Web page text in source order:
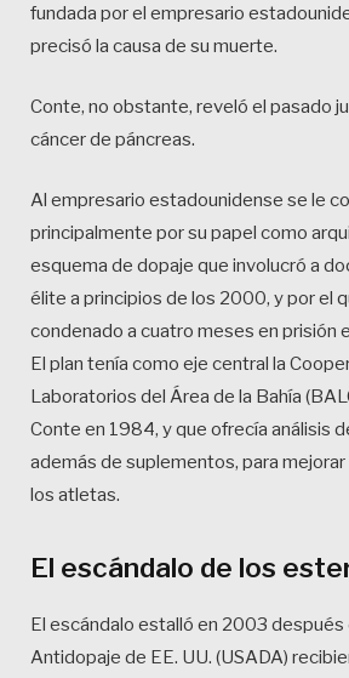
fundada por el empresario
precisó la causa de su muerte.
Conte, no obstante, reveló el pasado
cáncer de páncreas.
Al empresario estadounidense se le
principalmente por su papel como
esquema de dopaje que involucró a
élite a principios de los 2000, y por el
condenado a cuatro meses en prisión
El plan tenía como eje central la
Laboratorios del Área de la Bahía
Conte en 1984, y que ofrecía análisis
además de suplementos, para
los atletas.
El escándalo de los
El escándalo estalló en 2003 después
Antidopaje de EE. UU. (USADA)